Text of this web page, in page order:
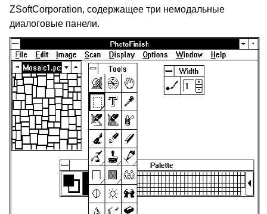
ZSoftCorporation, содержащее три немодальные
диалоговые панели.